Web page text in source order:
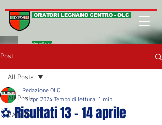
ORATORI LEGNANO CENTRO - OLC
sito ufficiale
Post
All Posts
CALCIO
All Posts
⚽ Risultati 13 - 14 aprile
Redazione OLC
15 apr 2024 Tempo di lettura: 1 min